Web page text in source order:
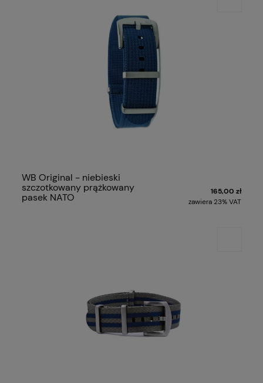
WB Original - niebieski
szczotkowany prążkowany
pasek NATO
165,00 zł
zawiera 23% VAT